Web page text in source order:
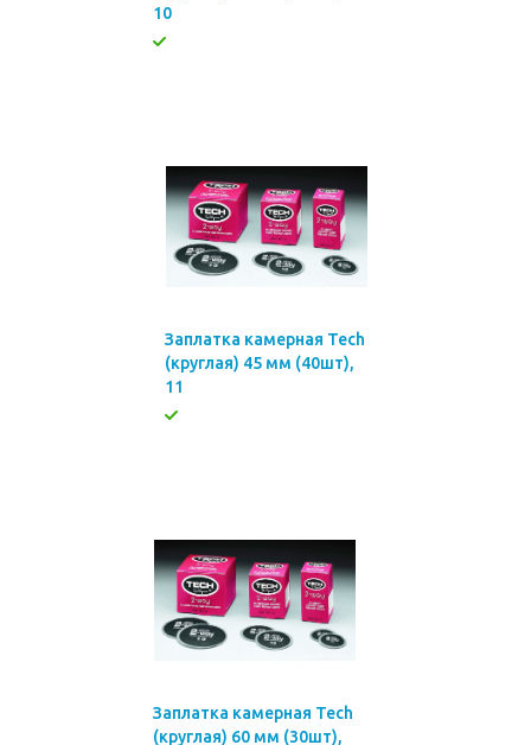
10
Заплатка камерная Tech
(круглая) 45 мм (40шт),
11
Заплатка камерная Tech
(круглая) 60 мм (30шт),